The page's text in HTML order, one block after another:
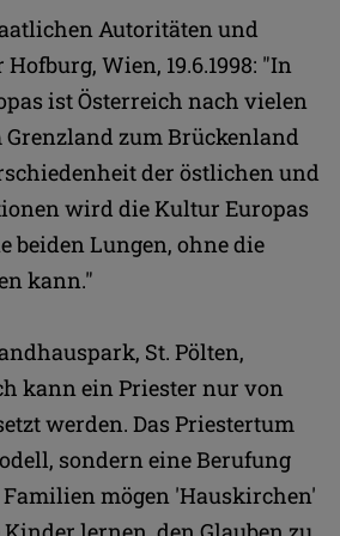
Autoritäten und
Wien, 19.6.1998: "In
ist Österreich nach vielen
zum Brückenland
der östlichen und
wird die Kultur Europas
beiden Lungen, ohne die
kann."
St. Pölten,
kann ein Priester nur von
werden. Das Priestertum
sondern eine Berufung
mögen 'Hauskirchen'